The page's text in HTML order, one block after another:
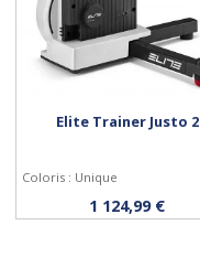
Acheter
Elite Trainer Justo 2
Coloris : Unique
1 124,99 €